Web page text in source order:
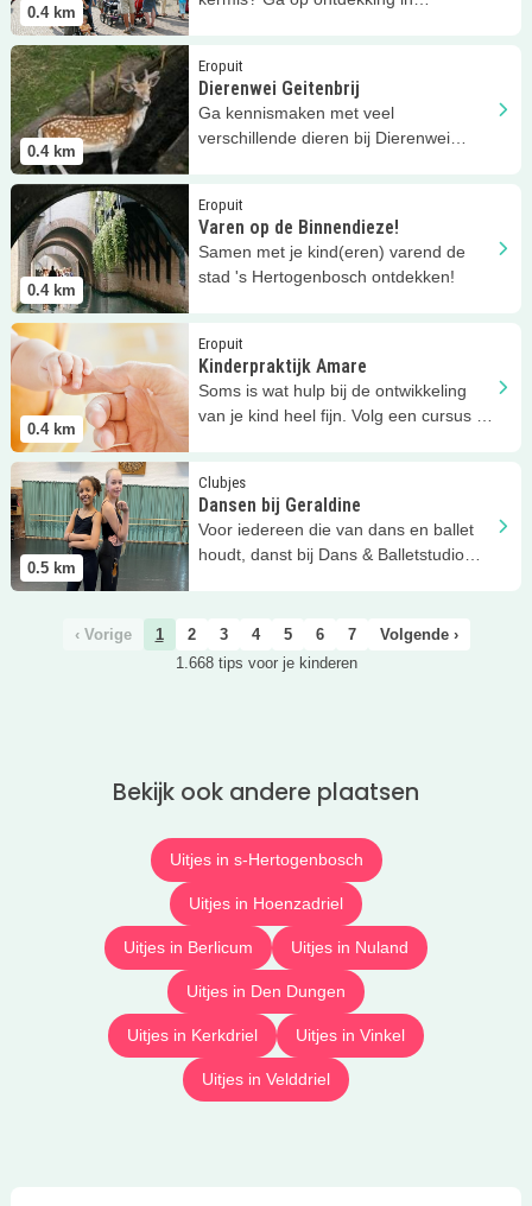
0.4 km
0.4 km
Eropuit
Dierenwei Geitenbrij
Ga kennismaken met veel
verschillende dieren bij Dierenwei
Lees meer Dierenwei Geitenbrij
0.4 km
Eropuit
Varen op de Binnendieze!
Samen met je kind(eren) varend de
stad 's Hertogenbosch ontdekken!
Lees meer Varen op de Binnendieze!
0.4 km
Eropuit
Kinderpraktijk Amare
Soms is wat hulp bij de ontwikkeling
van je kind heel fijn. Volg een cursus bij
Lees meer Kinderpraktijk Amare
0.5 km
Clubjes
Dansen bij Geraldine
Voor iedereen die van dans en ballet
houdt, danst bij Dans & Balletstudio
Lees meer Dansen bij Geraldine
‹ Vorige 1 2 3 4 5 6 7
Volgende ›
1.668 tips voor je kinderen
Bekijk ook andere plaatsen
Uitjes in s-Hertogenbosch
Uitjes in Hoenzadriel
Uitjes in Berlicum Uitjes in Nuland
Uitjes in Den Dungen
Uitjes in Kerkdriel Uitjes in Vinkel
Uitjes in Velddriel